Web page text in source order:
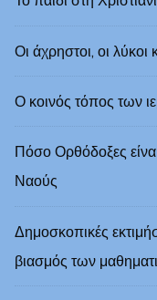
Οι άχρηστοι, οι λύκοι
Ο κοινός τόπος των
Πόσο Ορθόδοξες
Ναούς
Δημοσκοπικές
βιασμός των